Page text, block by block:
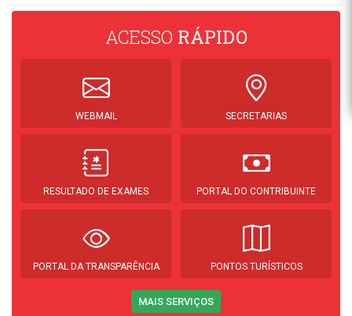
ACESSO RÁPIDO
WEBMAIL SECRETARIAS
RESULTADO DE EXAMES PORTAL DO CONTRIBUINTE
PORTAL DA TRANSPARÊNCIA PONTOS TURÍSTICOS
MAIS SERVIÇOS